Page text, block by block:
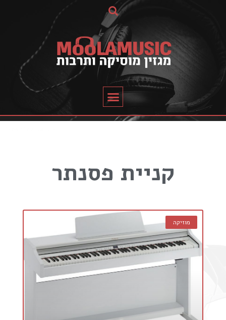
קניית פסנתר
מוזיקה